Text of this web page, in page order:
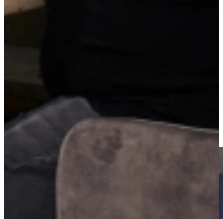
Maak uw keuze
Heeft u geen Quooker of Bora nodig? Dan kunt u ook kunt u
gebruik maken van korting op uw keuken! Deze korting is
afhankelijk van het model, merk en type keuken, wij maken graag
een berekening voor u!